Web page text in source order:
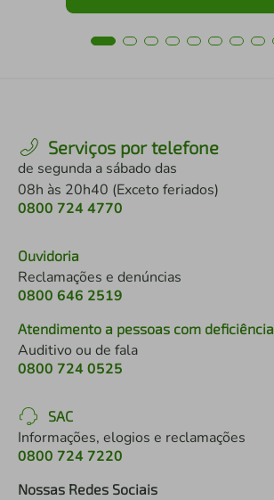
Serviços por telefone
de segunda a sábado das
08h às 20h40 (Exceto feriados)
0800 724 4770
Ouvidoria
Reclamações e denúncias
0800 646 2519
Atendimento a pessoas com deficiência
Auditivo ou de fala
0800 724 0525
SAC
Informações, elogios e reclamações
0800 724 7220
Nossas Redes Sociais